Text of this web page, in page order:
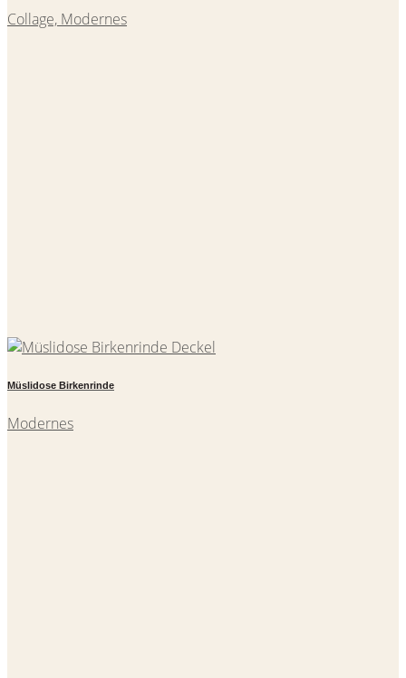
Collage, Modernes
Müslidose Birkenrinde
Modernes